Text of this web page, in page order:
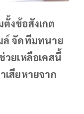
งข้อสังเกต
ล์ จัดทีมทนาย
ยเหลือเคสนี้
เสียหายจาก